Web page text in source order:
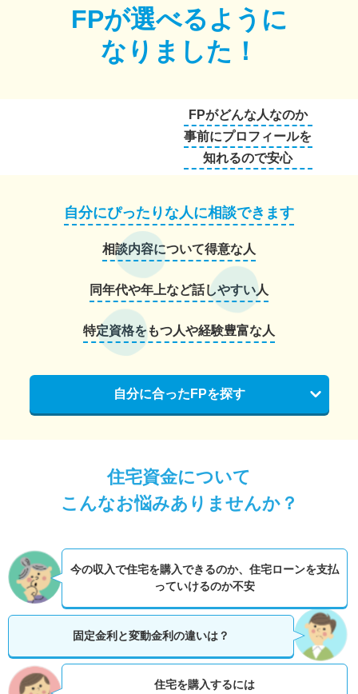
FPが選べるように
なりました！
FPがどんな人なのか
事前にプロフィールを
知れるので安心
自分にぴったりな人に相談できます
相談内容について得意な人
同年代や年上など話しやすい人
特定資格をもつ人や経験豊富な人
自分に合ったFPを探す
住宅資金について
こんなお悩みありませんか？
今の収入で住宅を購入できるのか、 住宅ローンを支払
っていけるのか不安
固定金利と変動金利の違いは？
住宅を購入するには